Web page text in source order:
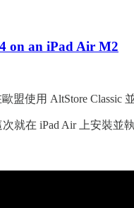
on an iPad Air M2
使用 AltStore Classic
就在 iPad Air 上安裝並執